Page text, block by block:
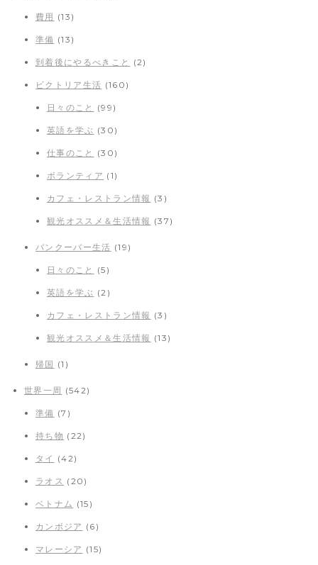
費用 (13)
準備 (13)
到着後にやるべきこと (2)
ビクトリア生活 (160)
日々のこと (99)
英語を学ぶ (30)
仕事のこと (30)
ボランティア (1)
カフェ・レストラン情報 (3)
観光オススメ＆生活情報 (37)
バンクーバー生活 (19)
日々のこと (5)
英語を学ぶ (2)
カフェ・レストラン情報 (3)
観光オススメ＆生活情報 (13)
帰国 (1)
世界一周 (542)
準備 (7)
持ち物 (22)
タイ (42)
ラオス (20)
ベトナム (15)
カンボジア (6)
マレーシア (15)